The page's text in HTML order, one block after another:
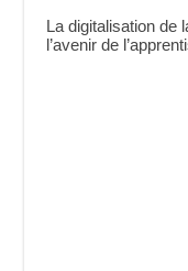
La digitalisation de
l’avenir de